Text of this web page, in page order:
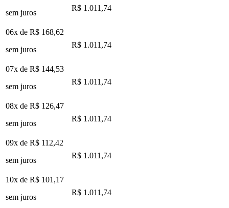
sem juros
R$ 1.011,74
06x de R$ 168,62
sem juros
R$ 1.011,74
07x de R$ 144,53
sem juros
R$ 1.011,74
08x de R$ 126,47
sem juros
R$ 1.011,74
09x de R$ 112,42
sem juros
R$ 1.011,74
10x de R$ 101,17
sem juros
R$ 1.011,74